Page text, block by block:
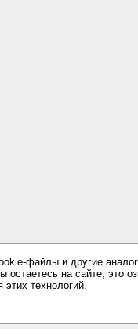
файлы и другие
на сайте, это
этих технологий.